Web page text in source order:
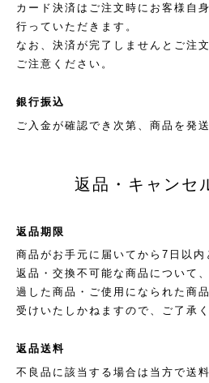
カード決済はご注文時にお客様自
行っていただきます。
なお、決済が完了しませんとご注
ご注意ください。
銀行振込
ご入金が確認でき次第、商品を発
返品・キャンセ
返品期限
商品がお手元に届いてから7日以内
返品・交換不可能な商品について
過した商品・ご使用になられた商
受けいたしかねますので、ご了承く
返品送料
不良品に該当する場合は当方で送